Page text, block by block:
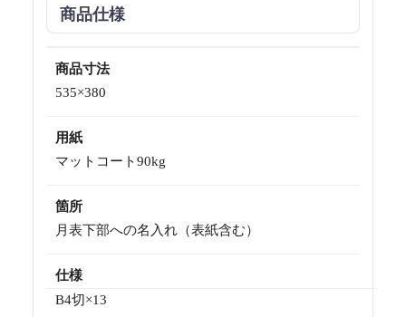
商品仕様
商品寸法
535×380
用紙
マットコート90kg
箇所
月表下部への名入れ（表紙含む）
仕様
B4切×13